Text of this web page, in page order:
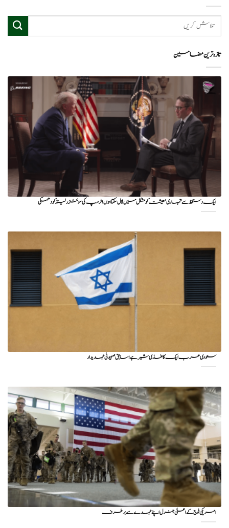
تازہ ترین مضامین
ایک دستخط سے تمہاری معیشت کو مشکل میں ڈال سکتا ہوں؛ ٹرمپ کی سوئٹزرلینڈ کو دھمکی
سعودی عرب ایک کاغذی شیر ہے: سابق صہیونی عہدیدار
امریکی فوج کے اعلیٰ جنرل اپنے عہدے سے برطرف